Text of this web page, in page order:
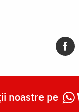
noastre pe